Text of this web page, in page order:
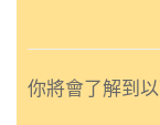
你將會了解到